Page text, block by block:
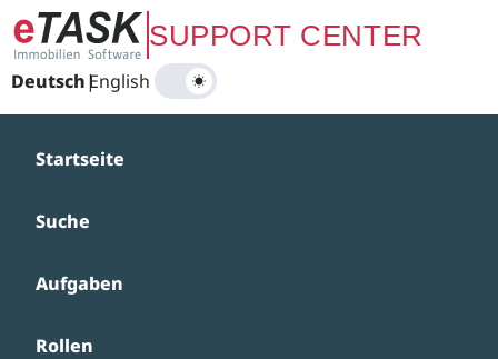
Zum Hauptinhalt springenSUPPORT CENTER
Deutsch|
English
Startseite
Suche
Aufgaben
Rollen